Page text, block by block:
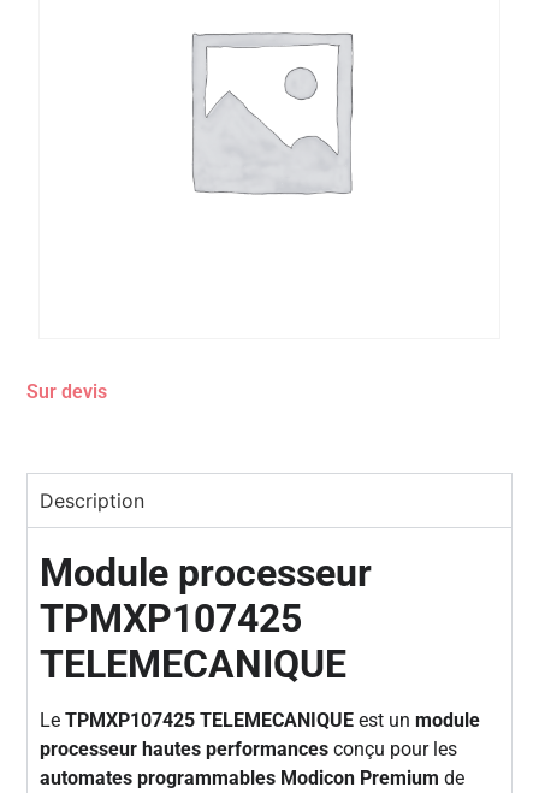
Sur devis
Description
Module processeur
TPMXP107425
TELEMECANIQUE
LeTPMXP107425 TELEMECANIQUE est unmodule
processeur hautes performances conçu pour les
automates programmables Modicon Premium de